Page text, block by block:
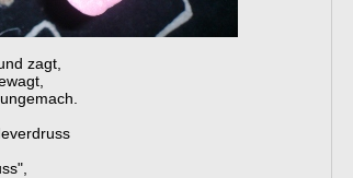
zagt,